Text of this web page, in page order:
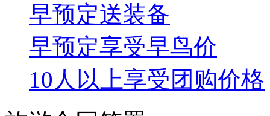
早预定送装备
早预定享受早鸟价
10人以上享受团购价格